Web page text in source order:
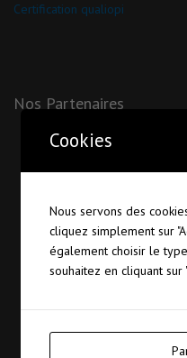
Certification qualiopi
Nos Partenaires
Cookies
Nous servons des
cliquez simplement sur
également choisir le
souhaitez en cliquant sur